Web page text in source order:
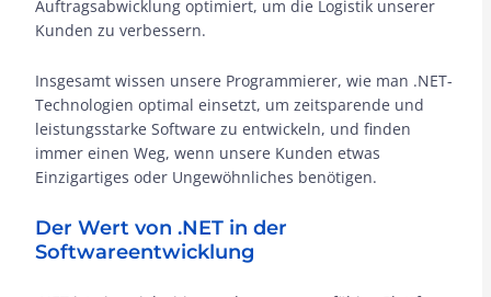
Auftragsabwicklung optimiert, um die Logistik unserer
Kunden zu verbessern.
Insgesamt wissen unsere Programmierer, wie man .NET-
Technologien optimal einsetzt, um zeitsparende und
leistungsstarke Software zu entwickeln, und finden
immer einen Weg, wenn unsere Kunden etwas
Einzigartiges oder Ungewöhnliches benötigen.
Der Wert von .NET in der
Softwareentwicklung